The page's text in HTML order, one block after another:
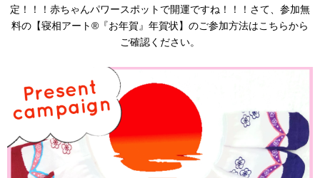
定！！！赤ちゃんパワースポットで開運ですね！！！さて、参加無
料の【寝相アート®︎『お年賀』年賀状】のご参加方法はこちらから
ご確認ください。